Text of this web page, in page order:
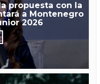
propuesta con la
a Montenegro
2026